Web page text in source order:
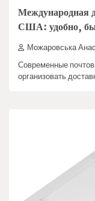
Международная
США: удобно,
Можаровська
Современные
организовать